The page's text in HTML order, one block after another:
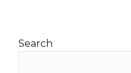
Search